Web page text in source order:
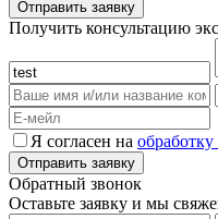
Получить консультацию
Я согласен на
Обратный звонок
Оставьте заявку и мы